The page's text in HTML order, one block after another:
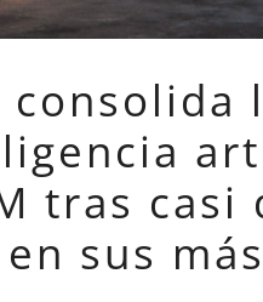
consolida
tras casi
sus